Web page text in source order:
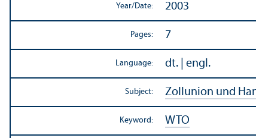
Year/Date: 2003
Pages: 7
Language: dt. | engl.
Subject: Zollunion und
Keyword: WTO